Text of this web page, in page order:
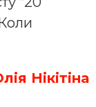
Нікітіна